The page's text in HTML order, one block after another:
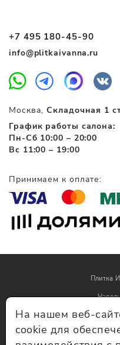
+7 495 180-45-90
info@plitkaivanna.ru
Москва,Складочная 1
График работы салона:
Пн-Сб 10:00 – 20:00
Вс 11:00 – 19:00
Принимаем к оплате:
Плитка
На нашем веб-
cookie для